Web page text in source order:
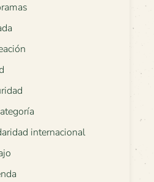
internacional